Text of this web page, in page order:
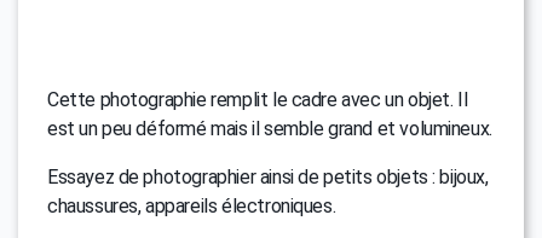
Cette photographie remplit le cadre avec un objet. Il
est un peu déformé mais il semble grand et volumineux.
Essayez de photographier ainsi de petits objets : bijoux,
chaussures, appareils électroniques.